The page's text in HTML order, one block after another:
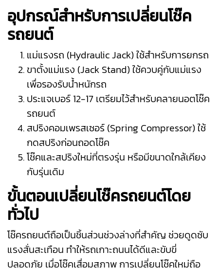
อุปกรณ์สำหรับการเปลี่ยนโช๊ค
รถยนต์
แม่แรงรถ (Hydraulic Jack) ใช้สำหรับการยกรถ
ขาตั้งแม่แรง (Jack Stand) ใช้ควบคู่กับแม่แรง
เพื่อรองรับน้ำหนักรถ
ประแจเบอร์ 12-17 เตรียมไว้สำหรับคลายนอตโช๊ค
รถยนต์
สปริงคอมเพรสเซอร์ (Spring Compressor) ใช้
กดสปริงก่อนถอดโช๊ค
โช๊คและสปริงใหม่ที่ตรงรุ่น หรือมีขนาดใกล้เคียง
กับรุ่นเดิม
ขั้นตอนเปลี่ยนโช๊ครถยนต์โดย
ทั่วไป
โช๊ครถยนต์ถือเป็นชิ้นส่วนช่วงล่างที่สำคัญ ช่วยดูดซับ
แรงสั่นสะเทือน ทำให้รถเกาะถนนได้ดีและขับขี่
ปลอดภัย เมื่อโช๊คเสื่อมสภาพ การเปลี่ยนโช๊คใหม่ถือ